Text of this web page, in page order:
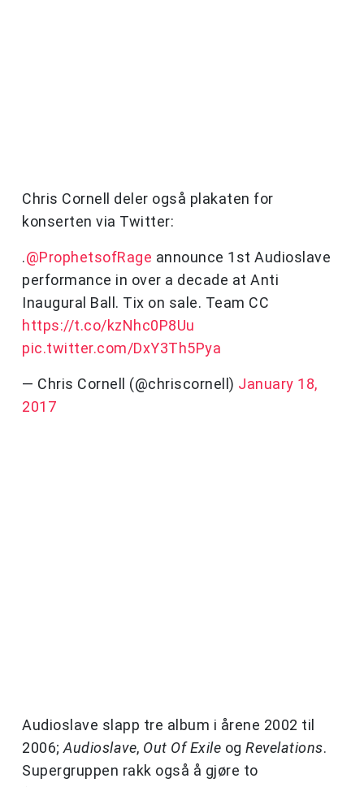
Chris Cornell deler også plakaten for
konserten via Twitter:
.@ProphetsofRage announce 1st Audioslave
performance in over a decade at Anti
Inaugural Ball. Tix on sale. Team CC
https://t.co/kzNhc0P8Uu
pic.twitter.com/DxY3Th5Pya
— Chris Cornell (@chriscornell) January 18,
2017
Audioslave slapp tre album i årene 2002 til
2006; Audioslave, Out Of Exile og Revelations.
Supergruppen rakk også å gjøre to